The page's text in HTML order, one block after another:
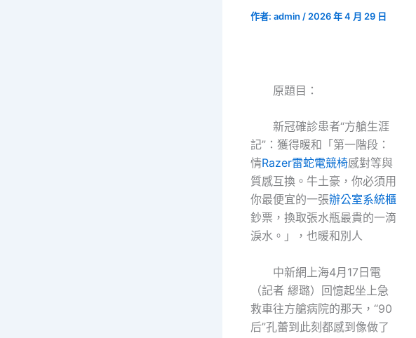
作者: admin / 2026 年 4 月 29 日
原題目：
新冠確診患者“方艙生涯
記”：獲得暖和「第一階段：
情Razer雷蛇電競椅感對等與
質感互換。牛土豪，你必須用
你最便宜的一張辦公室系統櫃
鈔票，換取張水瓶最貴的一滴
淚水。」，也暖和別人
中新網上海4月17日電
（記者 繆璐）回憶起坐上急
救車往方艙病院的那天，“90
后”孔蕾到此刻都感到像做了